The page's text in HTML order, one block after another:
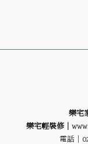
樂宅
樂宅輕裝修｜
電話｜